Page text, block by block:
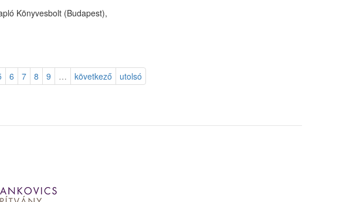
Könyvesbolt (Budapest),
6 7 8 9 … következő utolsó